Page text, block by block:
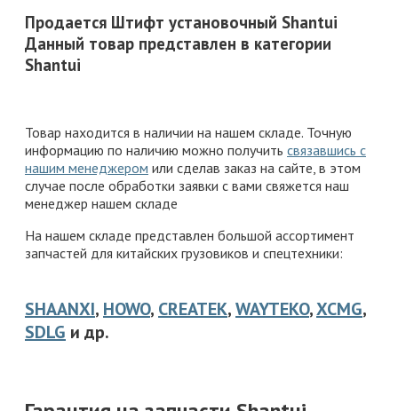
Продается Штифт установочный Shantui
Данный товар представлен в категории
Shantui
Товар находится в наличии на нашем складе. Точную
информацию по наличию можно получить связавшись с
нашим менеджером или сделав заказ на сайте, в этом
случае после обработки заявки с вами свяжется наш
менеджер нашем складе
На нашем складе представлен большой ассортимент
запчастей для китайских грузовиков и спецтехники:
SHAANXI, HOWO, CREATEK,WAYTEKO,XCMG,
SDLG и др.